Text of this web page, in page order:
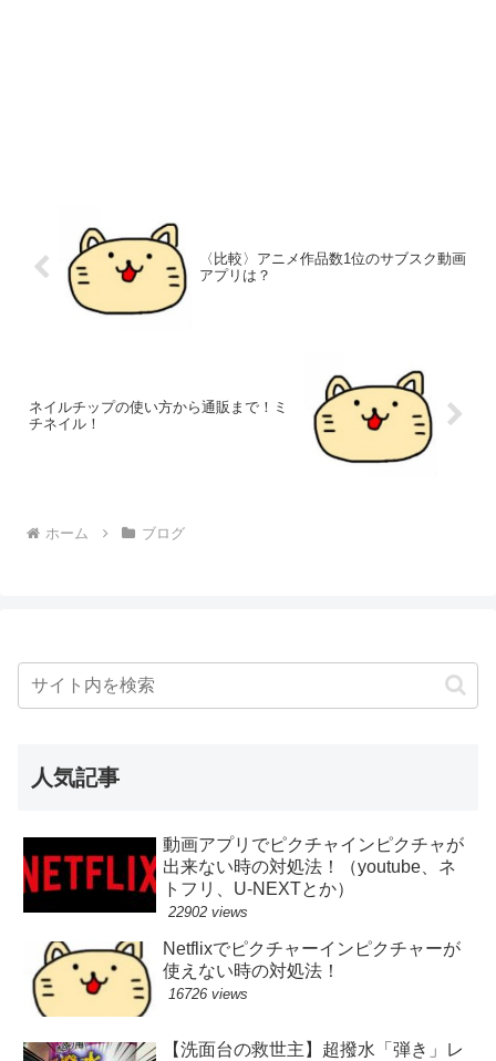
〈比較〉アニメ作品数1位のサブスク動画
アプリは？
ネイルチップの使い方から通販まで！ミ
チネイル！
ホーム ブログ
人気記事
動画アプリでピクチャインピクチャが
出来ない時の対処法！（youtube、ネ
トフリ、U-NEXTとか）
22902 views
Netflixでピクチャーインピクチャーが
使えない時の対処法！
16726 views
【洗面台の救世主】超撥水「弾き」レ